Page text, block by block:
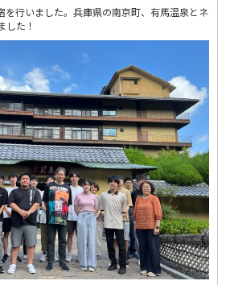
を行いました。兵庫県の南京町、有馬温泉とネ
した！